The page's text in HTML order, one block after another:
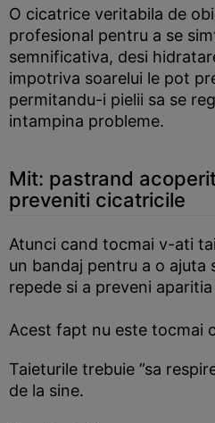
O cicatrice veritabila de
profesional pentru a se
semnificativa, desi
impotriva soarelui le pot
permitandu-i pielii sa se
intampina probleme.
Mit: pastrand
preveniti cicatricile
Atunci cand tocmai v-ati
un bandaj pentru a o ajuta
repede si a preveni
Acest fapt nu este tocmai
Taieturile trebuie ”sa
de la sine.